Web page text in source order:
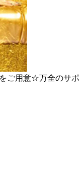
ご用意☆万全のサ